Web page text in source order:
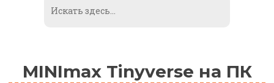
MINImax Tinyverse на ПК